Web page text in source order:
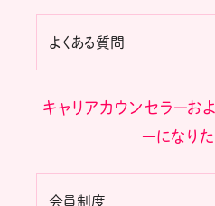
よくある質問
キャリアカウンセラーお
ーになり
会員制度